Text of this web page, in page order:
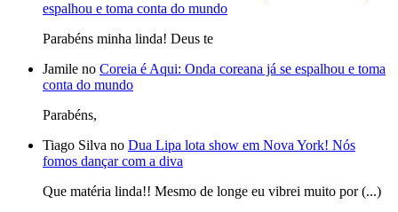
espalhou e toma conta do mundo
Parabéns minha linda! Deus te
Jamile no Coreia é Aqui: Onda coreana já se espalhou e toma
conta do mundo
Parabéns,
Tiago Silva no Dua Lipa lota show em Nova York! Nós
fomos dançar com a diva
Que matéria linda!! Mesmo de longe eu vibrei muito por (...)